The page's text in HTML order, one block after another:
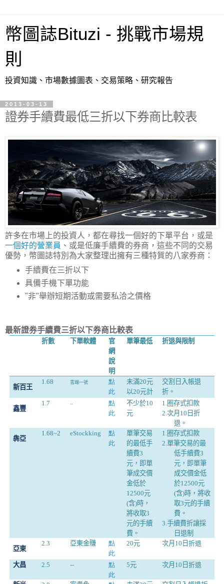
幣圖誌Bituzi - 挑戰市場規
則
投資知識、市場數據圖表、交易策略、研究報告
2013-03-13
證券手續費最低三折以下券商比較表
許多在市場上的投資人，都在尋找一個好的下單平台，或是
一個好的營業員 、或是低廉手續費的券商，這些不同的交易
優勢，幣圖誌特別為大家整理出擁有三種特質的八家券商：
手續費在三折以下
具備手機下單功能
"非"舉辦短期活動或需要私洽之價格
最新證券手續費三折以下券商比較表
折數 下單軟體
官
網
說
明
單筆最低 折退與限制
新百王
1.68 雲端一號
點
此
未滿20元
以20元計
交割日入帳退
折。
鑫豐
1.7 --
點
此
不少於10
元
1.圈存式扣款
2.次月 10 日折
退。
犇亞
1.68~2 eStockking
點
此
單筆交易
的最低手
續費3
元，即單
筆成交價
金低於
12500元
(含)時，
將收取3
元的手續
費。
1.圈存式扣款
2.單筆交易的最
低手續費3
元，即單筆
成交價金低
於12500元
(含)時，將收
取3元的手續
費。
3.手續費折讓採
日退制
亞東
2.3 亞東金賺
點
此
20元 次月 10 日折退
大昌 2.5 --
點
此
5元 次月 10 日折退